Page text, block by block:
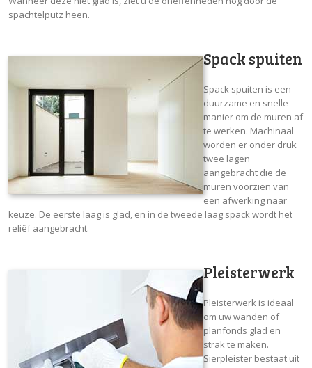
spachtelputz heen.
Spack spuiten
Spack spuiten is een
duurzame en snelle
manier om de muren af
te werken. Machinaal
worden er onder druk
twee lagen
aangebracht die de
muren voorzien van
een afwerking naar
keuze. De eerste laag is glad, en in de tweede laag spack wordt het
reliëf aangebracht.
Pleisterwerk
Pleisterwerk is ideaal
om uw wanden of
planfonds glad en
strak te maken.
Sierpleister bestaat uit